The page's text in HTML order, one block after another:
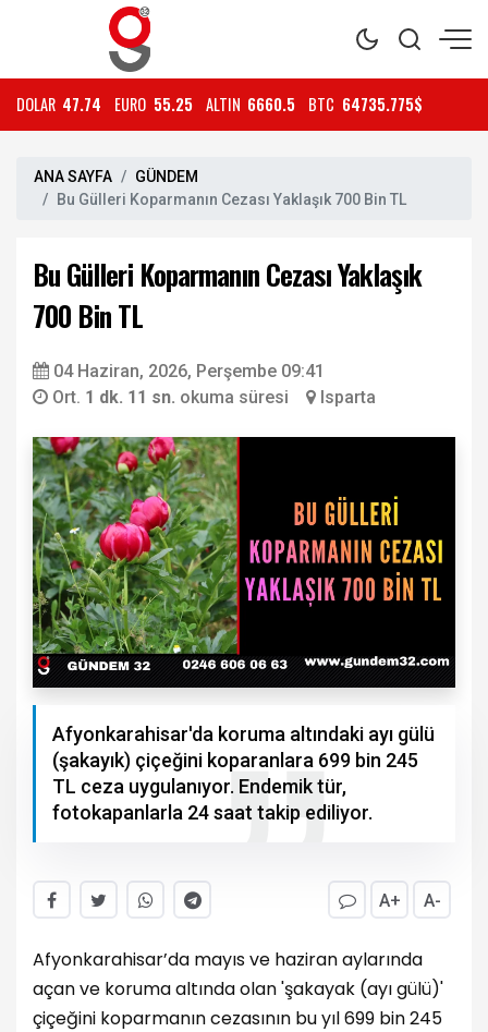
DOLAR 47.74 EURO 55.25 ALTIN 6660.5 BTC 64735.775$
ANA SAYFA
GÜNDEM
Bu Gülleri Koparmanın Cezası Yaklaşık 700 Bin TL
Bu Gülleri Koparmanın Cezası Yaklaşık
700 Bin TL
04 Haziran, 2026, Perşembe 09:41
Ort. 1 dk. 11 sn. okuma süresi Isparta
Afyonkarahisar'da koruma altındaki ayı gülü
(şakayık) çiçeğini koparanlara 699 bin 245
TL ceza uygulanıyor. Endemik tür,
fotokapanlarla 24 saat takip ediliyor.
A+ A-
Afyonkarahisar’da mayıs ve haziran aylarında
açan ve koruma altında olan 'şakayak (ayı gülü)'
çiçeğini koparmanın cezasının bu yıl 699 bin 245